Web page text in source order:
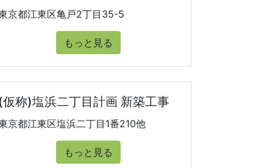
京都江東区亀戸2丁目35-5
もっと見る
称)塩浜二丁目計画 新築工事
京都江東区塩浜二丁目1番210他
もっと見る